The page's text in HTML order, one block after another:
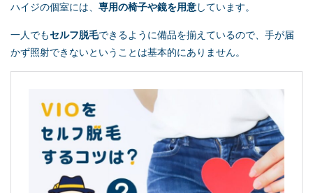
ハイジの個室には、 専用の椅子や鏡を用意しています。
一人でもセルフ脱毛できるように備品を揃えているので、手が届
かず照射できないということは基本的にありません。